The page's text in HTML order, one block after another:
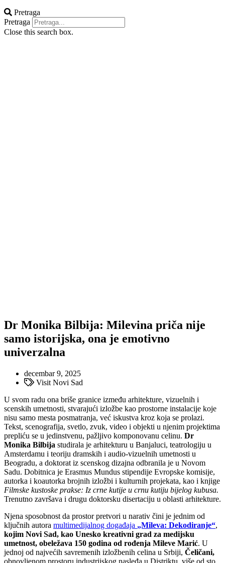
Pretraga
Pretraga
Close this search box.
Dr Monika Bilbija: Milevina priča nije
samo istorijska, ona je emotivno
univerzalna
decembar 9, 2025
Visit Novi Sad
U svom radu ona briše granice između arhitekture, vizuelnih i
scenskih umetnosti, stvarajući izložbe kao prostorne instalacije koje
nisu samo mesta posmatranja, već iskustva kroz koja se prolazi.
Tekst, scenografija, svetlo, zvuk, video i objekti u njenim projektima
prepliću se u jedinstvenu, pažljivo komponovanu celinu. Dr
Monika Bilbija studirala je arhitekturu u Banjaluci, teatrologiju u
Amsterdamu i teoriju dramskih i audio-vizuelnih umetnosti u
Beogradu, a doktorat iz scenskog dizajna odbranila je u Novom
Sadu. Dobitnica je Erasmus Mundus stipendije Evropske komisije,
autorka i koautorka brojnih izložbi i kulturnih projekata, kao i knjige
Filmske kustoske prakse: Iz crne kutije u crnu kutiju bijelog kubusa.
Trenutno završava i drugu doktorsku disertaciju u oblasti arhitekture.
Njena sposobnost da prostor pretvori u narativ čini je jednim od
ključnih autora multimedijalnog događaja „Mileva: Dekodiranje“,
kojim Novi Sad, kao Unesko kreativni grad za medijsku
umetnost, obeležava 150 godina od rođenja Mileve Marić. U
jednoj od najvećih savremenih izložbenih celina u Srbiji, Čeličani,
obnovljenom prostoru industrijskog nasleđa u Distriktu, više od sto